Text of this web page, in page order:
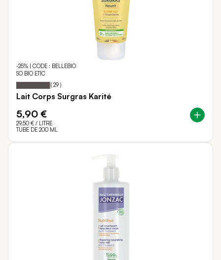
-25% | CODE : BELLEBIO
SO BIO ETIC
Notation: 97
% of
( 29 )
Lait Corps Surgras Karité
5,90 €
29,50 € / LITRE
TUBE DE 200 ML